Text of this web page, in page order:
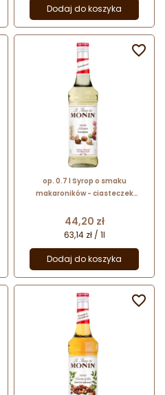
Dodaj do koszyka
op. 0.7 l Syrop o smaku
makaroników - ciasteczek
de Monin - szklana butelka
Cena
44,20 zł
63,14 zł / 1l
Dodaj do koszyka

